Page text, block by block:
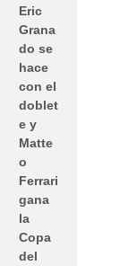
Eric
Grana
do se
hace
con el
doblet
e y
Matte
o
Ferrari
gana
la
Copa
del